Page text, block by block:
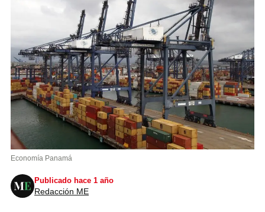
Economía Panamá
Publicado hace 1 año
Redacción ME